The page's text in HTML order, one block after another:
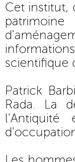
Cet institut,
scientifique
Patrick
Rada. La